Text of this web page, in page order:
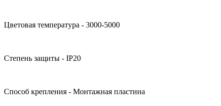
Цветовая температура - 3000-5000
Степень защиты - IP20
Способ крепления - Монтажная пластина